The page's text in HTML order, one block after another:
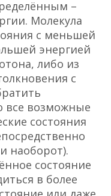
–
Молекула
с меньшей
энергией
либо из
с
все возможные
состояния
наоборот).
состояние
в более